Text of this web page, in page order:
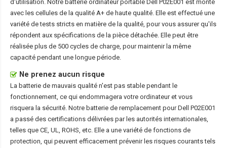
d'utilisation. Notre batterie ordinateur portable Dell P02E001 est monté
avec les cellules de la qualité A+ de haute qualité. Elle est effectué une
variété de tests stricts en matière de la qualité, pour vous assurer qu'ils
répondent aux spécifications de la pièce détachée. Elle peut être
réalisée plus de 500 cycles de charge, pour maintenir la même
capacité pendant une longue période.
Ne prenez aucun risque
La batterie de mauvais qualité n'est pas stable pendant le
fonctionnement, ce qui endommagera votre ordinateur et vous
risquera la sécurité. Notre batterie de remplacement pour Dell P02E001
a passé des certifications délivrées par les autorités internationales,
telles que CE, UL, ROHS, etc. Elle a une variété de fonctions de
protection, qui peuvent efficacement prévenir les risques courants tels